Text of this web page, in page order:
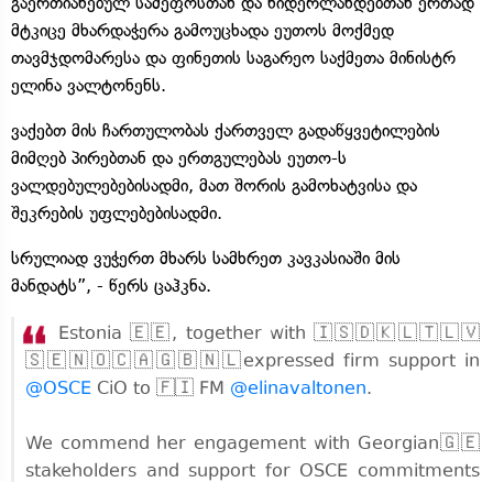
მტკიცე მხარდაჭერა გამოუცხადა ეუთოს მოქმედ
თავმჯდომარესა და ფინეთის საგარეო საქმეთა მინისტრ
ელინა ვალტონენს.
ვაქებთ მის ჩართულობას ქართველ გადაწყვეტილების
მიმღებ პირებთან და ერთგულებას ეუთო-ს
ვალდებულებებისადმი, მათ შორის გამოხატვისა და
შეკრების უფლებებისადმი.
სრულიად ვუჭერთ მხარს სამხრეთ კავკასიაში მის
მანდატს”, - წერს ცაჰკნა.
Estonia 🇪🇪, together with 🇮🇸🇩🇰🇱🇹🇱🇻
🇸🇪🇳🇴🇨🇦🇬🇧🇳🇱expressed firm support in
@OSCE CiO to 🇫🇮 FM @elinavaltonen.
We commend her engagement with Georgian🇬🇪
stakeholders and support for OSCE commitments